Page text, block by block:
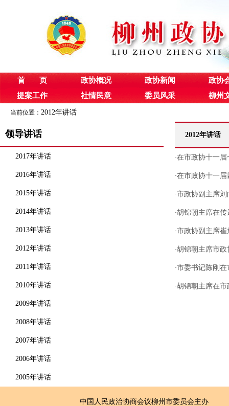
首 页 政协概况 政协新闻
政协
提案工作
社情民意 委员风采 柳州
当前位置： 2012年讲话
领导讲话
2017年讲话
2016年讲话
2015年讲话
2014年讲话
2013年讲话
2012年讲话
2011年讲话
2010年讲话
2009年讲话
2008年讲话
2007年讲话
2006年讲话
2005年讲话
2012年讲话
·在市政协十一
·在市政协十一
·市政协副主席刘
·胡锦朝主席在
·市政协副主席
·胡锦朝主席市
·市委书记陈刚
·胡锦朝主席在
中国人民政治协商会议柳州市委员会